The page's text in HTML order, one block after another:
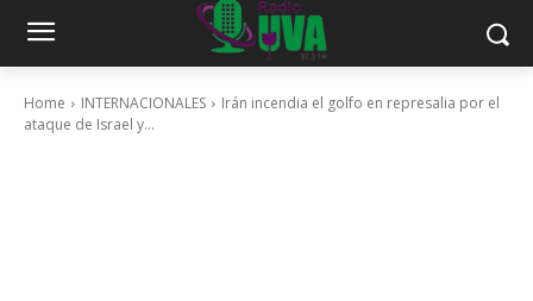
Home INTERNACIONALES
Irán incendia el golfo en represalia por el
ataque de Israel y...